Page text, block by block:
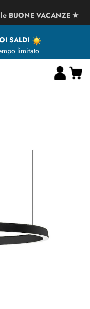
BUONE VACANZE ★
SALDI
limitato